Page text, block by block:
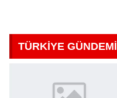
TÜRKİYE GÜNDEMİ